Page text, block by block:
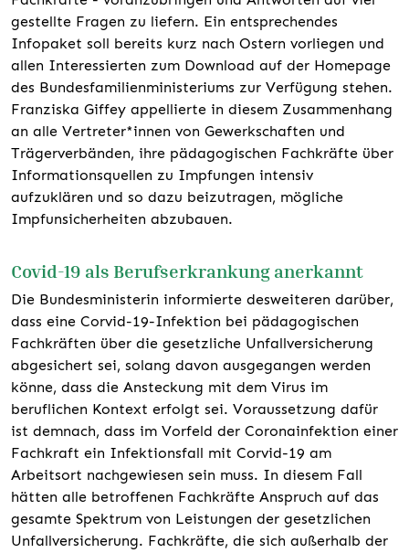
gestellte Fragen zu liefern. Ein entsprechendes
Infopaket soll bereits kurz nach Ostern vorliegen und
allen Interessierten zum Download auf der Homepage
des Bundesfamilienministeriums zur Verfügung stehen.
Franziska Giffey appellierte in diesem Zusammenhang
an alle Vertreter*innen von Gewerkschaften und
Trägerverbänden, ihre pädagogischen Fachkräfte über
Informationsquellen zu Impfungen intensiv
aufzuklären und so dazu beizutragen, mögliche
Impfunsicherheiten abzubauen.
Covid-19 als Berufserkrankung anerkannt
Die Bundesministerin informierte desweiteren darüber,
dass eine Corvid-19-Infektion bei pädagogischen
Fachkräften über die gesetzliche Unfallversicherung
abgesichert sei, solang davon ausgegangen werden
könne, dass die Ansteckung mit dem Virus im
beruflichen Kontext erfolgt sei. Voraussetzung dafür
ist demnach, dass im Vorfeld der Coronainfektion einer
Fachkraft ein Infektionsfall mit Corvid-19 am
Arbeitsort nachgewiesen sein muss. In diesem Fall
hätten alle betroffenen Fachkräfte Anspruch auf das
gesamte Spektrum von Leistungen der gesetzlichen
Unfallversicherung. Fachkräfte, die sich außerhalb der